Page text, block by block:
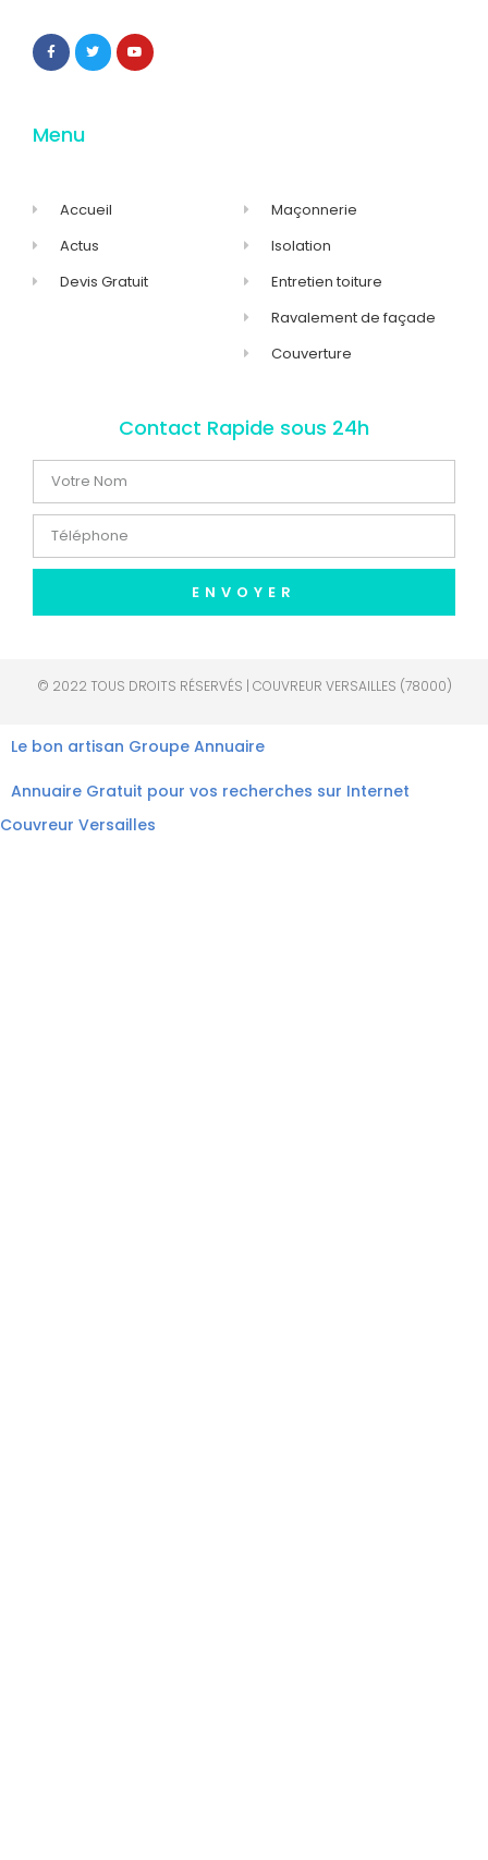
Menu
Accueil
Actus
Devis Gratuit
Maçonnerie
Isolation
Entretien toiture
Ravalement de façade
Couverture
Contact Rapide sous 24h
ENVOYER
© 2022 TOUS DROITS RÉSERVÉS | COUVREUR VERSAILLES (78000)
Le bon artisan Groupe Annuaire
Annuaire Gratuit pour vos recherches sur Internet
Couvreur Versailles